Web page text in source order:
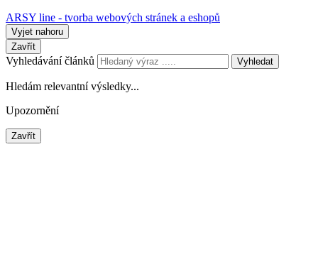
ARSY line - tvorba webových stránek a eshopů
Vyjet nahoru
Zavřít
Vyhledávání článků Vyhledat
Hledám relevantní výsledky...
Upozornění
Zavřít